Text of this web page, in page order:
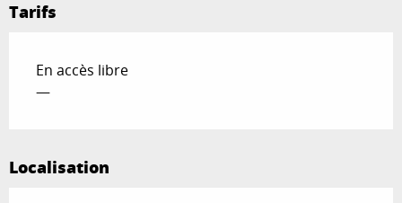
Tarifs
En accès libre
—
Localisation